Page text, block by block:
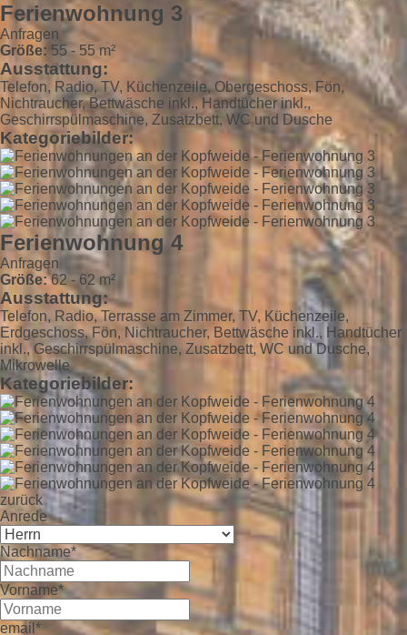
Ferienwohnung 3
Anfragen
Größe: 55 - 55 m²
Ausstattung:
Telefon, Radio, TV, Küchenzeile, Obergeschoss, Fön,
Nichtraucher, Bettwäsche inkl., Handtücher inkl.,
Geschirrspülmaschine, Zusatzbett, WC und Dusche
Kategoriebilder:
Ferienwohnung 4
Anfragen
Größe:62 - 62 m²
Ausstattung:
Telefon, Radio, Terrasse am Zimmer, TV, Küchenzeile,
Erdgeschoss, Fön, Nichtraucher, Bettwäsche inkl., Handtücher
inkl., Geschirrspülmaschine, Zusatzbett, WC und Dusche,
Mikrowelle
Kategoriebilder:
zurück
Anrede
Nachname*
Vorname*
email*